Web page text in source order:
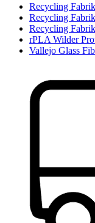
Recycling
Recycling
Recycling
rPLA Wilder
Vallejo Glass